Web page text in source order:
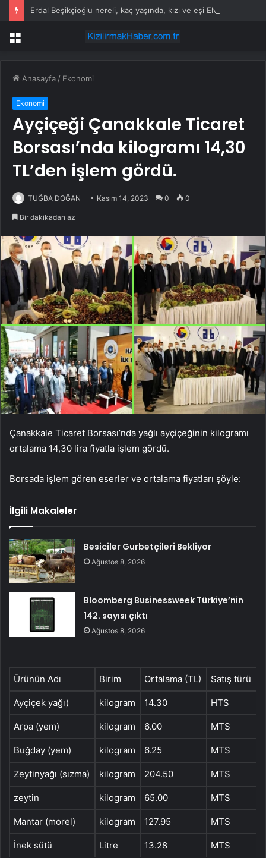
Menü
Anasayfa / Ekonomi
Ekonomi
Ayçiçeği Çanakkale Ticaret
Borsası’nda kilogramı 14,30
TL’den işlem gördü.
TUĞBA DOĞAN Kasım 14, 2023 0 0
Bir dakikadan az
Çanakkale Ticaret Borsası’nda yağlı ayçiçeğinin kilogramı
ortalama 14,30 lira fiyatla işlem gördü.
Borsada işlem gören eserler ve ortalama fiyatları şöyle:
İlgili Makaleler
Besiciler Gurbetçileri Bekliyor
Ağustos 8, 2026
Bloomberg Businessweek Türkiye’nin
142. sayısı çıktı
Ağustos 8, 2026
Ürünün Adı Birim Ortalama (TL) Satış türü
Ayçiçek yağı) kilogram 14.30 HTS
Arpa (yem) kilogram 6.00 MTS
Buğday (yem) kilogram 6.25 MTS
Zeytinyağı (sızma) kilogram 204.50 MTS
zeytin kilogram 65.00 MTS
Mantar (morel) kilogram 127.95 MTS
İnek sütü Litre 13.28 MTS